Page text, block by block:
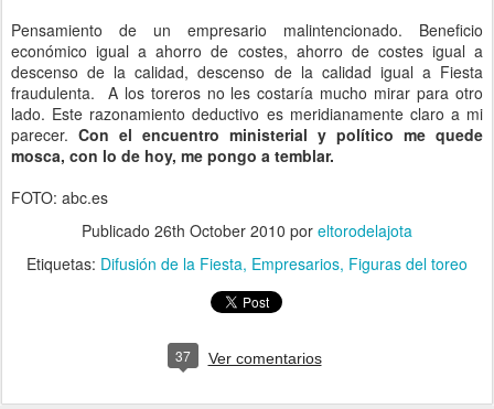
Pensamiento de un empresario malintencionado. Beneficio
económico igual a ahorro de costes, ahorro de costes igual a
descenso de la calidad, descenso de la calidad igual a Fiesta
fraudulenta. A los toreros no les costaría mucho mirar para otro
lado. Este razonamiento deductivo es meridianamente claro a mi
parecer. Con el encuentro ministerial y político me quede
mosca, con lo de hoy, me pongo a temblar.
FOTO: abc.es
Publicado 26th October 2010 por eltorodelajota
Etiquetas: Difusión de la Fiesta Empresarios Figuras del toreo
37 Ver comentarios